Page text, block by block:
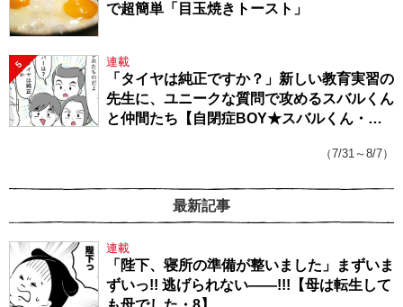
で超簡単「目玉焼きトースト」
5 連載
「タイヤは純正ですか？」新しい教育実習の
先生に、ユニークな質問で攻めるスバルくん
と仲間たち【自閉症BOY★スバルくん・
（7/31～8/7）
最新記事
連載
「陛下、寝所の準備が整いました」まずいま
ずいっ!! 逃げられない――!!!【母は転生して